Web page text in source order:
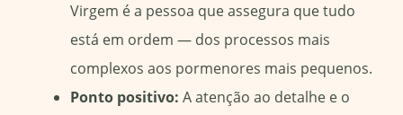
Virgem é a pessoa que assegura que tudo
está em ordem — dos processos mais
complexos aos pormenores mais pequenos.
Ponto positivo: A atenção ao detalhe e o